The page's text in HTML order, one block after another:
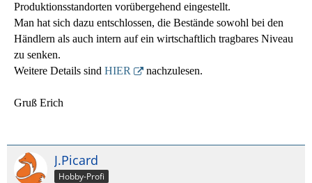
Produktionsstandorten vorübergehend eingestellt.
Man hat sich dazu entschlossen, die Bestände sowohl bei den
Händlern als auch intern auf ein wirtschaftlich tragbares Niveau
zu senken.
Weitere Details sind HIER nachzulesen.
Gruß Erich
J.Picard
Hobby-Profi